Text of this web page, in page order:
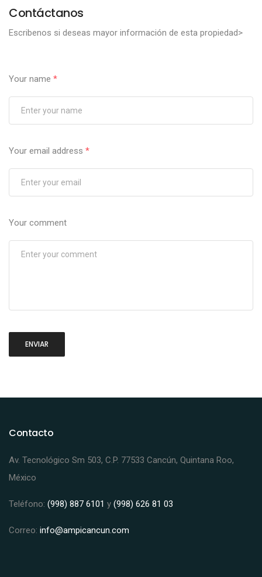
Contáctanos
Escribenos si deseas mayor información de esta propiedad>
Your name *
Your email address *
Your comment
Contacto
Av. Tecnológico Sm 503, C.P. 77533 Cancún, Quintana Roo,
México
Teléfono: (998) 887 6101 y (998) 626 81 03
Correo: info@ampicancun.com